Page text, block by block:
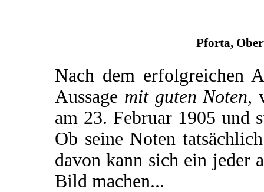
Pforta,
Nach dem erfolgreichen
Aussage mit guten Noten,
am 23. Februar 1905 und
Ob seine Noten
davon kann sich ein jeder
Bild machen...